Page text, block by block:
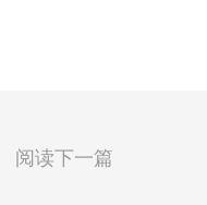
阅读下一篇